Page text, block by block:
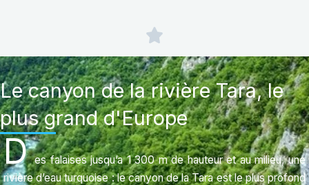
Le canyon de la rivière Tara, le
plus grand d'Europe
D es falaises jusqu’a 1 300 m de hauteur et au milieu, une
rivière d’eau turquoise : le canyon de la Tara est le plus profond